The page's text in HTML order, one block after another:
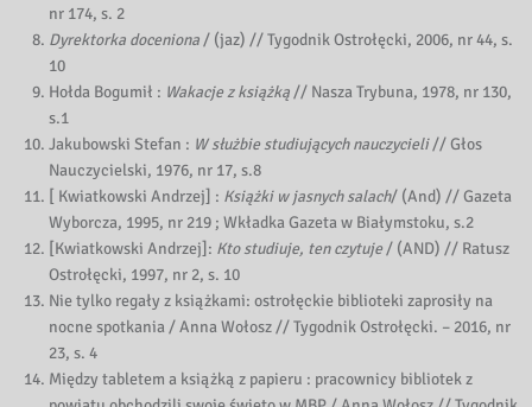
nr 174, s. 2
Dyrektorka doceniona/ (jaz) // Tygodnik Ostrołęcki, 2006, nr 44, s.
10
Hołda Bogumił : Wakacje z książką// Nasza Trybuna, 1978, nr 130,
s.1
Jakubowski Stefan : W służbie studiujących nauczycieli// Głos
Nauczycielski, 1976, nr 17, s.8
[ Kwiatkowski Andrzej] : Książki w jasnych salach/ (And) // Gazeta
Wyborcza, 1995, nr 219 ; Wkładka Gazeta w Białymstoku, s.2
[Kwiatkowski Andrzej]: Kto studiuje, ten czytuje/ (AND) // Ratusz
Ostrołęcki, 1997, nr 2, s. 10
Nie tylko regały z książkami: ostrołęckie biblioteki zaprosiły na
nocne spotkania / Anna Wołosz // Tygodnik Ostrołęcki. – 2016, nr
23, s. 4
Między tabletem a książką z papieru : pracownicy bibliotek z